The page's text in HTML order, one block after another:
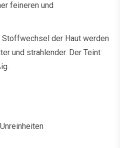
feineren und
der Haut werden
und strahlender. Der Teint